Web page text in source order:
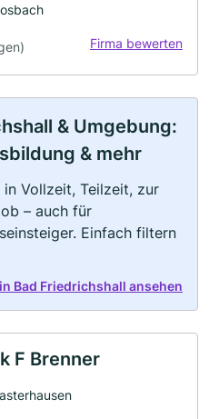
Firma bewerten
& Umgebung:
& mehr
Vollzeit, Teilzeit, zur
– auch für
Einfach filtern
Bad Friedrichshall ansehen
F Brenner